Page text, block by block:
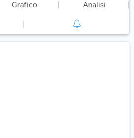
Grafico Analisi